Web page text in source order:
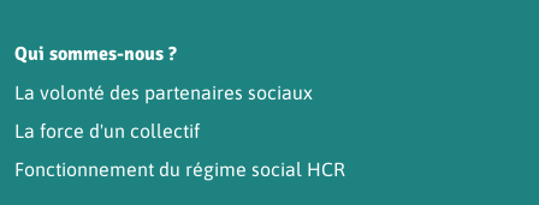
Qui sommes-nous ?
La volonté des partenaires sociaux
La force d'un collectif
Fonctionnement du régime social HCR